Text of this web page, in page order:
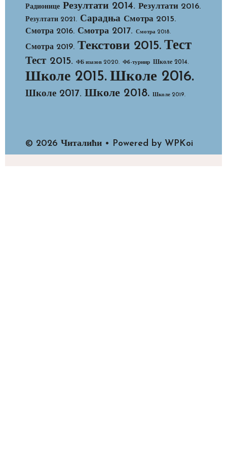
Радионице Резултати 2014. Резултати 2016.
Резултати 2021. Сарадња Смотра 2015.
Смотра 2016. Смотра 2017. Смотра 2018.
Смотра 2019. Текстови 2015. Тест
Тест 2015. ФБ изазов 2020. Фб-турнир Школе 2014.
Школе 2015. Школе 2016.
Школе 2017. Школе 2018. Школе 2019.
© 2026 Читалићи • Powered by WPKoi